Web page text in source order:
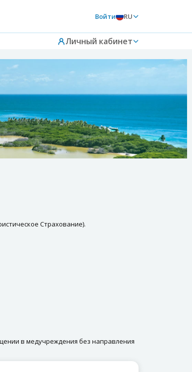
Войти RU
Личный кабинет
Страхование).
в медучреждения без направления